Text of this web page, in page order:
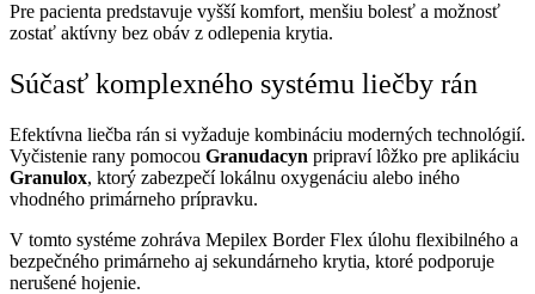
Pre pacienta predstavuje vyšší komfort, menšiu bolesť a možnosť
zostať aktívny bez obáv z odlepenia krytia.
Súčasť komplexného systému liečby rán
Efektívna liečba rán si vyžaduje kombináciu moderných technológií.
Vyčistenie rany pomocou Granudacyn pripraví lôžko pre aplikáciu
Granulox, ktorý zabezpečí lokálnu oxygenáciu alebo iného
vhodného primárneho prípravku.
V tomto systéme zohráva Mepilex Border Flex úlohu flexibilného a
bezpečného primárneho aj sekundárneho krytia, ktoré podporuje
nerušené hojenie.